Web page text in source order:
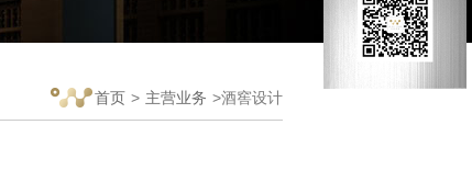
首页 > 主营业务 >酒窖设计